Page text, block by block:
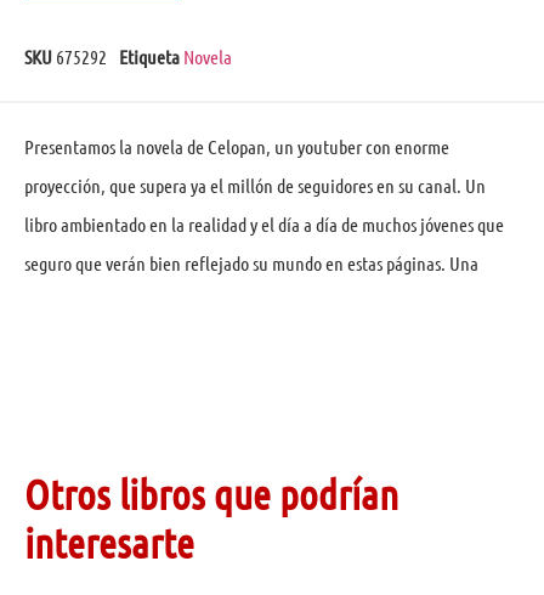
SKU 675292 Etiqueta Novela
Presentamos la novela de Celopan, un youtuber con enorme
proyección, que supera ya el millón de seguidores en su canal. Un
libro ambientado en la realidad y el día a día de muchos jóvenes que
seguro que verán bien reflejado su mundo en estas páginas. Una
Otros libros que podrían
interesarte